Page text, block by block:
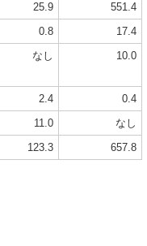
25.9
551.4
0.8
17.4
なし 10.0
2.4
0.4
11.0
なし
123.3 657.8